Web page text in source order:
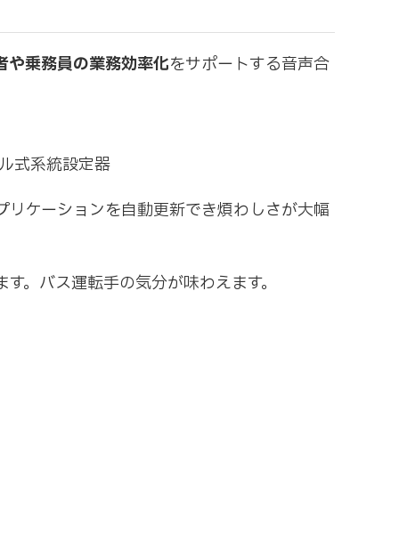
や乗務員の業務効率化をサポートする音声合
式系統設定器
ケーションを自動更新でき煩わしさが大幅
。バス運転手の気分が味わえます。